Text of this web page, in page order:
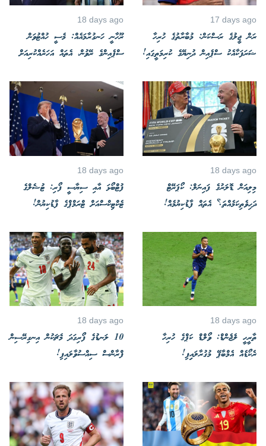
17 days ago
ރަން ޖީލުގެ ރަސްކަން: މުބާރާތުގެ ހުރިހާ
ޝަރަފަކާއެކު ސްޕެއިން ދުނިޔޭގެ ކުރިމަތީގައި!
18 days ago
ރޫހާނީ ހަނގުރާމައެއް: މެސީ ހުއްޓުވަން
ސްޕެއިންގެ ރޭވުން، އެތައް އަހަރެއްކުރިއަށް
18 days ago
މިލިއަން ޑޮލަރުގެ ފައިނަލް: ކޯޕަރޭޓް
ދަހިވެތިކަމެއްތަ؟ އެތައް ފާޑުކިޔުމެއް!
18 days ago
ފުޓްބޯޅަ އާއި ސިޔާސީ ފޯރި: ޓުޝެލްގެ
ޓެކްޓިކްސްއަށް ޓްރަމްޕްގެ ފާޑުކިޔުން!
18 days ago
ތާރީހީ ލެޖެންޑް: ވޯލްޑް ކަޕްގެ ހުރިހާ
ރެކޯޑެއް އެމްބާޕޭ މުގުރާލައިިފި!
18 days ago
10 ލަނޑުގެ ފޯރިގަދަ މެޗަކުން އިނގިރޭސިން
ފްރާންސް ސިއްސުވާލައިފި!